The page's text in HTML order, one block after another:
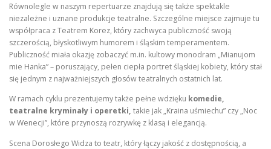
Równolegle w naszym repertuarze znajdują się także spektakle
niezależne i uznane produkcje teatralne. Szczególne miejsce zajmuje tu
współpraca z Teatrem Korez, który zachwyca publiczność swoją
szczerością, błyskotliwym humorem i śląskim temperamentem.
Publiczność miała okazję zobaczyć m.in. kultowy monodram „Mianujom
mie Hanka” – poruszający, pełen ciepła portret śląskiej kobiety, który stał
się jednym z najważniejszych głosów teatralnych ostatnich lat.
W ramach cyklu prezentujemy także pełne wdzięku komedie,
teatralne kryminały i operetki, takie jak „Kraina uśmiechu” czy „Noc
w Wenecji”, które przynoszą rozrywkę z klasą i elegancją.
Scena Dorosłego Widza to teatr, który łączy jakość z dostępnością, a